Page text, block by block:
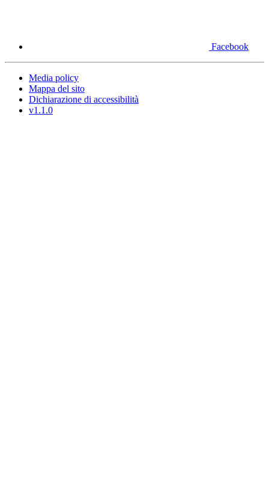
Facebook
Media policy
Mappa del sito
Dichiarazione di accessibilità
v1.1.0